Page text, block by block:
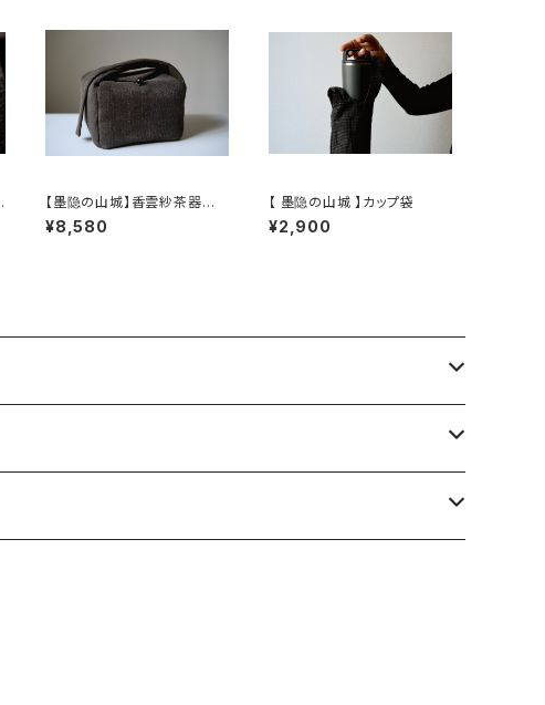
【墨隐の山城】香雲紗茶器収
納バッグ 「内袋分離式のアウ
トドアティーバッグ」
¥8,580
【 墨隐の山城 】カップ袋
¥2,900